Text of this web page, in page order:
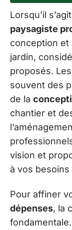
Lorsqu’il
paysagiste
conception et
jardin,
proposés.
souvent des
de la
chantier et
vision et
à vos
Pour affiner
dépenses, la